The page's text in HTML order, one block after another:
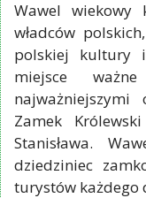
Wawel wiekowy
władców
polskiej kultury
miejsce
Zamek
Stanisława.
dziedziniec
turystów każdego